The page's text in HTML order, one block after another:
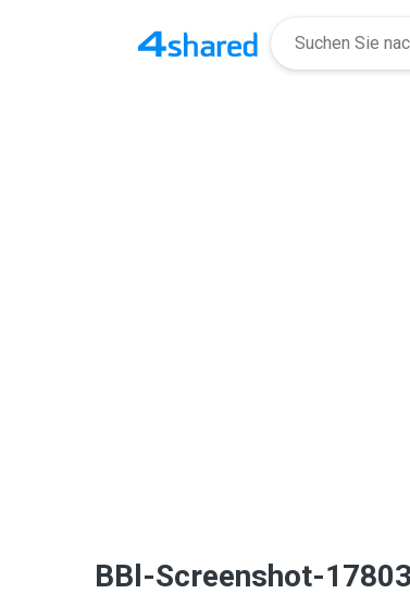
BBl-Screenshot-